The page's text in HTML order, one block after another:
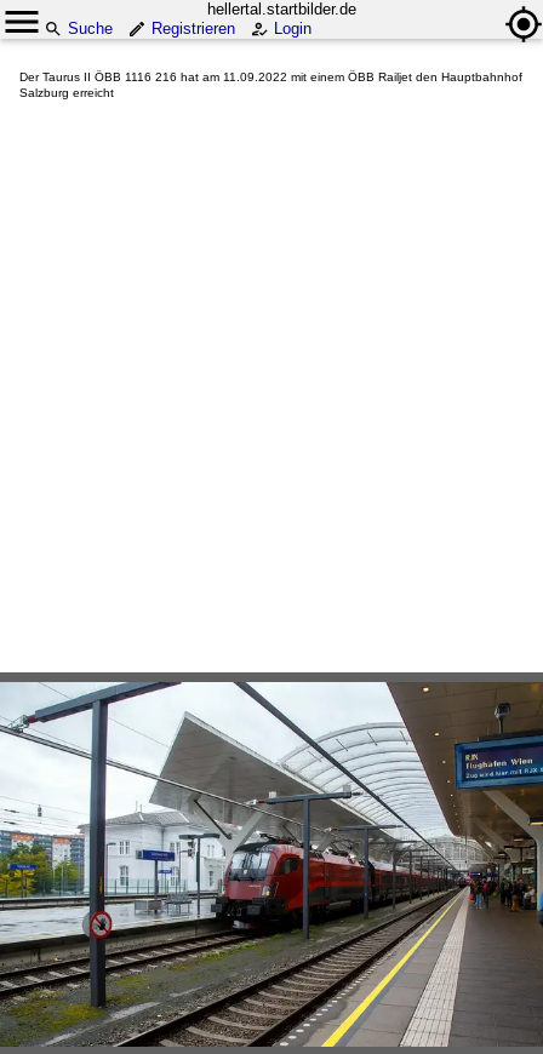
hellertal.startbilder.de
Suche
Registrieren Login
Der Taurus II ÖBB 1116 216 hat am 11.09.2022 mit einem ÖBB Railjet den Hauptbahnhof
Salzburg erreicht